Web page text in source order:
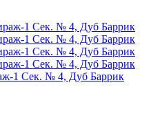
1 Сек. № 4, Дуб Баррик